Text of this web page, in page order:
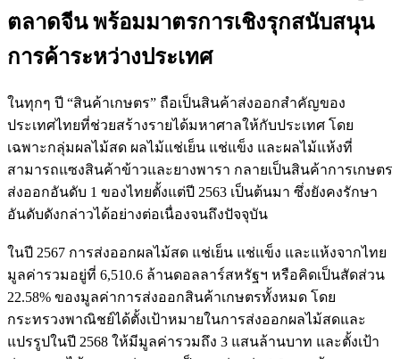
ตลาดจีน พร้อมมาตรการเชิงรุกสนับสนุน
การค้าระหว่างประเทศ
ในทุกๆ ปี “สินค้าเกษตร” ถือเป็นสินค้าส่งออกสำคัญของ
ประเทศไทยที่ช่วยสร้างรายได้มหาศาลให้กับประเทศ โดย
เฉพาะกลุ่มผลไม้สด ผลไม้แช่เย็น แช่แข็ง และผลไม้แห้งที่
สามารถแซงสินค้าข้าวและยางพารา กลายเป็นสินค้าการเกษตร
ส่งออกอันดับ 1 ของไทยตั้งแต่ปี 2563 เป็นต้นมา ซึ่งยังคงรักษา
อันดับดังกล่าวได้อย่างต่อเนื่องจนถึงปัจจุบัน
ในปี 2567 การส่งออกผลไม้สด แช่เย็น แช่แข็ง และแห้งจากไทย
มูลค่ารวมอยู่ที่ 6,510.6 ล้านดอลลาร์สหรัฐฯ หรือคิดเป็นสัดส่วน
22.58% ของมูลค่าการส่งออกสินค้าเกษตรทั้งหมด โดย
กระทรวงพาณิชย์ได้ตั้งเป้าหมายในการส่งออกผลไม้สดและ
แปรรูปในปี 2568 ให้มีมูลค่ารวมถึง 3 แสนล้านบาท และตั้งเป้า